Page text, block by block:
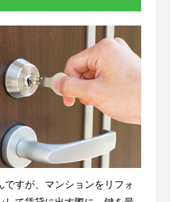
ですが、マンションをリフォ